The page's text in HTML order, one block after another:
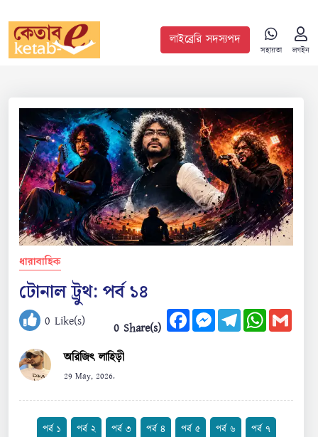
লাইব্রেরি সদস্যপদ
সহায়তা লগইন
ধারাবাহিক
টোনাল ট্রুথ: পর্ব ১৪
0 Like(s) 0 Share(s)
FacebookMessengerTelegramWhatsApp
অরিজিৎ লাহিড়ী
29 May, 2026.
পর্ব ১ পর্ব ২ পর্ব ৩ পর্ব ৪ পর্ব ৫ পর্ব ৬ পর্ব ৭